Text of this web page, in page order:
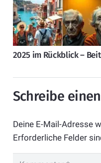
2025 im Rückblick –
Schreibe
Deine E-Mail-Adresse
Erforderliche Felder